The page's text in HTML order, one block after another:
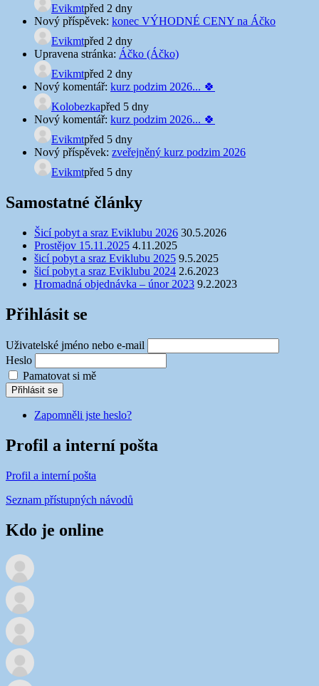
Evikmtpřed 2 dny
Nový příspěvek: konec VÝHODNÉ CENY na Áčko
Evikmtpřed 2 dny
Upravena stránka: Áčko (Áčko)
Evikmtpřed 2 dny
Nový komentář: kurz podzim 2026... 🍀
Kolobezkapřed 5 dny
Nový komentář: kurz podzim 2026... 🍀
Evikmtpřed 5 dny
Nový příspěvek: zveřejněný kurz podzim 2026
Evikmtpřed 5 dny
Samostatné články
Šicí pobyt a sraz Eviklubu 2026 30.5.2026
Prostějov 15.11.2025 4.11.2025
šicí pobyt a sraz Eviklubu 2025 9.5.2025
šicí pobyt a sraz Eviklubu 2024 2.6.2023
Hromadná objednávka – únor 2023 9.2.2023
Přihlásit se
Uživatelské jméno nebo e-mail
Heslo
Pamatovat si mě
Přihlásit se
Zapomněli jste heslo?
Profil a interní pošta
Profil a interní pošta
Seznam přístupných návodů
Kdo je online